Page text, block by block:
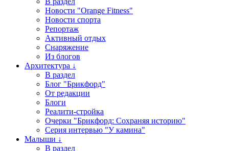
Новости "Orange Fitness"
Новости спорта
Репортаж
Активный отдых
Снаряжение
Из блогов
Архитектура ↓
В раздел
Блог "Брикфорд"
От редакции
Блоги
Реалити-стройка
Очерки "Брикфорд: Сохраняя историю"
Серия интервью "У камина"
Малыши ↓
В раздел